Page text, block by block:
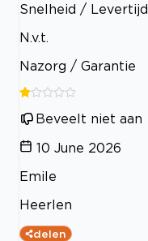
Snelheid / Levertijd
N.v.t.
Nazorg / Garantie
Beveelt niet aan
10 June 2026
Emile
Heerlen
delen